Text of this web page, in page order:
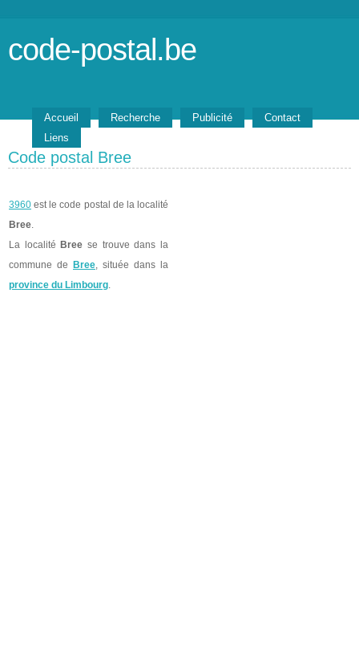
code-postal.be
Accueil Recherche Publicité
Contact
Liens
Code postal Bree
3960 est le code postal de la localité
Bree.
La localité Bree se trouve dans la
commune de
Bree, située dans la
province du Limbourg.